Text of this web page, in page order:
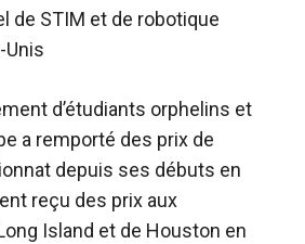
de STIM et de robotique
Unis
d’étudiants orphelins et
a remporté des prix de
depuis ses débuts en
reçu des prix aux
Island et de Houston en